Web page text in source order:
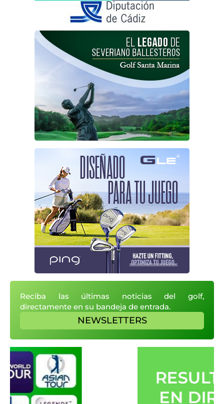
Reciba las últimas noticias del golf,
directamente en su bandeja de entrada.
NEWSLETTERS